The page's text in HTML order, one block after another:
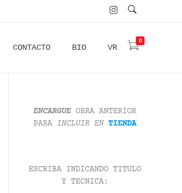
0
CONTACTO BIO VR
ENCARGUE OBRA ANTERIOR
PARA INCLUIR EN TIENDA
ESCRIBA INDICANDO TITULO
Y TECNICA: